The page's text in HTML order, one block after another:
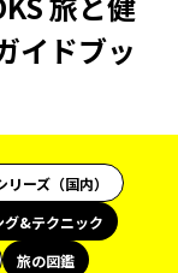
イドブッ
ーズ（国内）
グ&テクニック
旅の図鑑